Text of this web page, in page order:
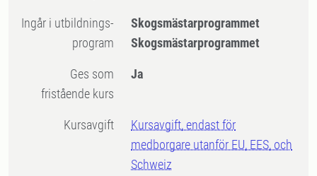
Ingår i utbildnings-
program
Skogsmästarprogrammet
Skogsmästarprogrammet
Ges som
fristående kurs
Ja
Kursavgift
Kursavgift, endast för
medborgare utanför EU, EES, och
Schweiz